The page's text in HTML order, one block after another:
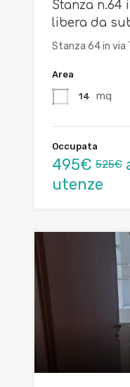
Stanza n.64
libera da
Stanza 64 in via
Area
14 mq
Occupata
495€ 525€
utenze